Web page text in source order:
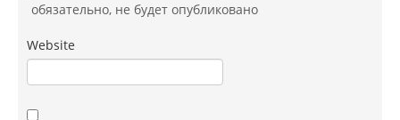
обязательно, не будет опубликовано
Website